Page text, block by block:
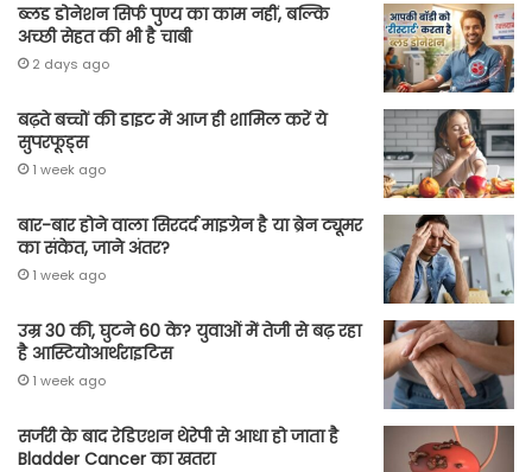
ब्लड डोनेशन सिर्फ पुण्य का काम नहीं, बल्कि
अच्छी सेहत की भी है चाबी
2 days ago
बढ़ते बच्चों की डाइट में आज ही शामिल करें ये
सुपरफूड्स
1 week ago
बार-बार होने वाला सिरदर्द माइग्रेन है या ब्रेन ट्यूमर
का संकेत, जाने अंतर?
1 week ago
उम्र 30 की, घुटने 60 के? युवाओं में तेजी से बढ़ रहा
है आस्टियोआर्थराइटिस
1 week ago
सर्जरी के बाद रेडिएशन थेरेपी से आधा हो जाता है
Bladder Cancer का खतरा